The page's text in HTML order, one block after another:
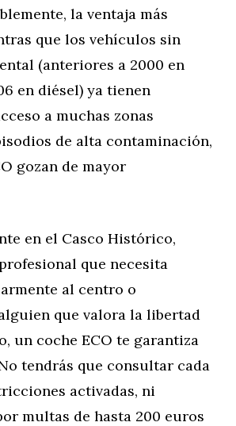
la ventaja más
que los vehículos sin
(anteriores a 2000 en
en diésel) ya tienen
a muchas zonas
de alta contaminación,
gozan de mayor
en el Casco Histórico,
que necesita
al centro o
que valora la libertad
un coche ECO te garantiza
tendrás que consultar cada
activadas, ni
multas de hasta 200 euros